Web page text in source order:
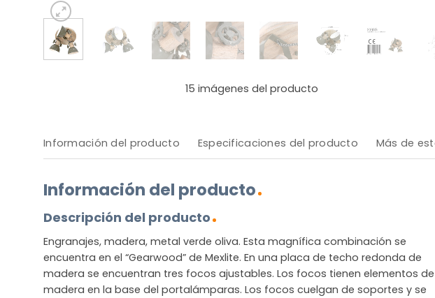
15 imágenes del producto
Información del producto Especificaciones del producto Más de
Información del producto
Descripción del producto
Engranajes, madera, metal verde oliva. Esta magnífica combinación se
encuentra en el “Gearwood” de Mexlite. En una placa de techo redonda de
madera se encuentran tres focos ajustables. Los focos tienen elementos de
madera en la base del portalámparas. Los focos cuelgan de soportes y se